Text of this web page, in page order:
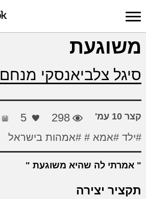
כניסה למערכת
פרסום
יצירה
חיפוש
יצירה
משוגעת
סיגל צלביאנסקי מנחם
קצר 10 עמ' 298
5
#ילד #אמא # #אמהות בישראל
אמרתי לה שהיא משוגעת
תקציר יצירה